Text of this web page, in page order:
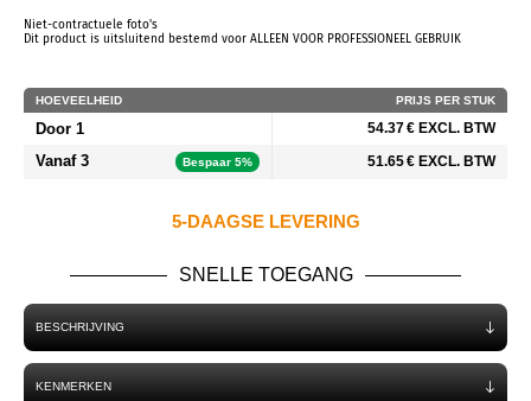
Niet-contractuele foto's
Dit product is uitsluitend bestemd voor ALLEEN VOOR PROFESSIONEEL GEBRUIK
HOEVEELHEID PRIJS PER STUK
Door 1 54.37 € EXCL. BTW
Vanaf 3 Bespaar 5% 51.65 € EXCL. BTW
5-DAAGSE LEVERING
SNELLE TOEGANG
BESCHRIJVING
KENMERKEN